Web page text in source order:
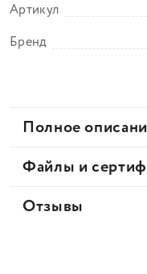
Артикул
Бренд
Полное
Файлы и
Отзывы